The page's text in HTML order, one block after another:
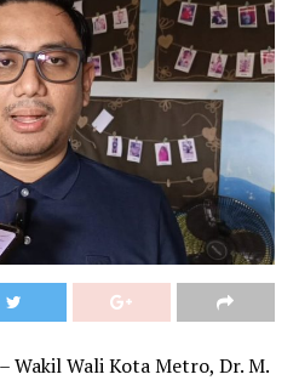
Wakil Wali Kota Metro, Dr. M.